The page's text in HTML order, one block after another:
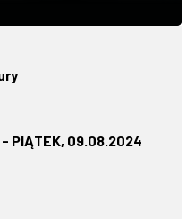
PIĄTEK, 09.08.2024